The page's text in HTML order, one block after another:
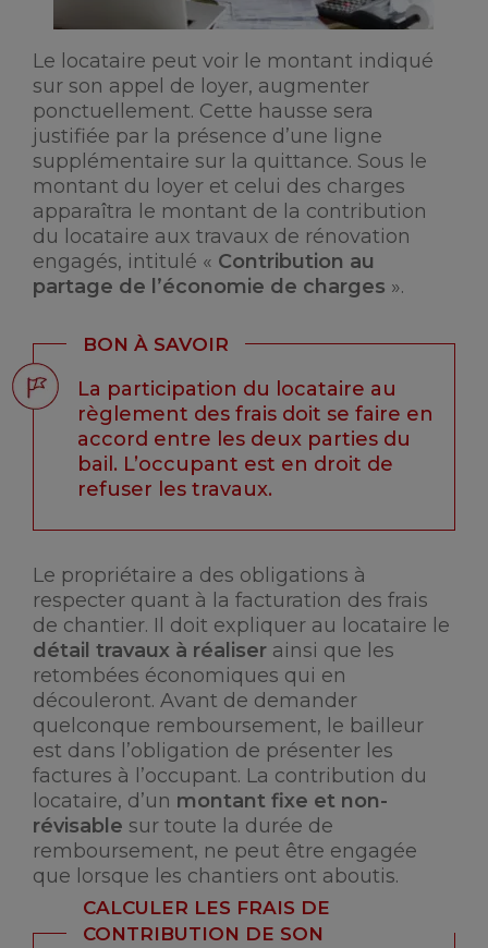
Le locataire peut voir le montant indiqué
sur son appel de loyer, augmenter
ponctuellement. Cette hausse sera
justifiée par la présence d’une ligne
supplémentaire sur la quittance. Sous le
montant du loyer et celui des charges
apparaîtra le montant de la contribution
du locataire aux travaux de rénovation
engagés, intitulé « Contribution au
partage de l’économie de charges ».
BON À SAVOIR
La participation du locataire au
règlement des frais doit se faire en
accord entre les deux parties du
bail. L’occupant est en droit de
refuser les travaux.
Le propriétaire a des obligations à
respecter quant à la facturation des frais
de chantier. Il doit expliquer au locataire le
détail travaux à réaliser ainsi que les
retombées économiques qui en
découleront. Avant de demander
quelconque remboursement, le bailleur
est dans l’obligation de présenter les
factures à l’occupant. La contribution du
locataire, d’un montant fixe et non-
révisable sur toute la durée de
remboursement, ne peut être engagée
que lorsque les chantiers ont aboutis.
CALCULER LES FRAIS DE
CONTRIBUTION DE SON